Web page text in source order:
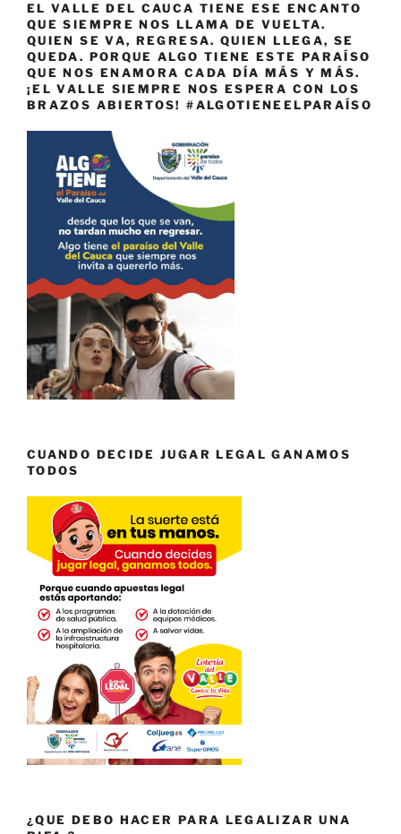
EL VALLE DEL CAUCA TIENE ESE ENCANTO
QUE SIEMPRE NOS LLAMA DE VUELTA.
QUIEN SE VA, REGRESA. QUIEN LLEGA, SE
QUEDA. PORQUE ALGO TIENE ESTE PARAÍSO
QUE NOS ENAMORA CADA DÍA MÁS Y MÁS.
¡EL VALLE SIEMPRE NOS ESPERA CON LOS
BRAZOS ABIERTOS! #ALGOTIENEELPARAÍSO
CUANDO DECIDE JUGAR LEGAL GANAMOS
TODOS
¿QUE DEBO HACER PARA LEGALIZAR UNA